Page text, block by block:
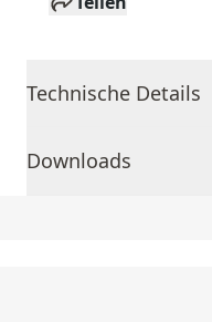
Technische Details
Downloads